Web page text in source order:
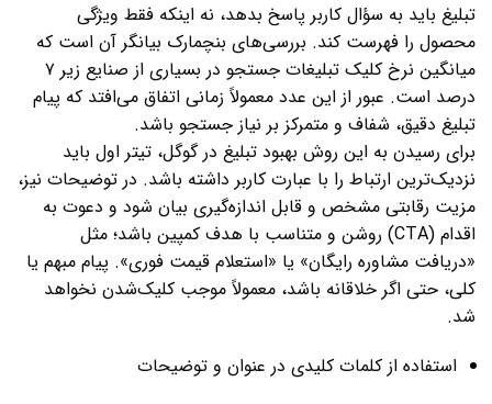
تبلیغ باید به سؤال کاربر پاسخ بدهد، نه اینکه فقط ویژگی
محصول را فهرست کند. بررسی‌های بنچمارک بیانگر آن است که
میانگین نرخ کلیک تبلیغات جستجو در بسیاری از صنایع زیر ۷
درصد است. عبور از این عدد معمولاً زمانی اتفاق می‌افتد که پیام
تبلیغ دقیق، شفاف و متمرکز بر نیاز جستجو باشد.
برای رسیدن به این روش بهبود تبلیغ در گوگل، تیتر اول باید
نزدیک‌ترین ارتباط را با عبارت کاربر داشته باشد. در توضیحات نیز،
مزیت رقابتی مشخص و قابل اندازه‌گیری بیان شود و دعوت به
اقدام (CTA) روشن و متناسب با هدف کمپین باشد؛ مثل
«دریافت مشاوره رایگان» یا «استعلام قیمت فوری». پیام مبهم یا
کلی، حتی اگر خلاقانه باشد، معمولاً موجب کلیک‌شدن نخواهد
شد.
استفاده از کلمات کلیدی در عنوان و توضیحات